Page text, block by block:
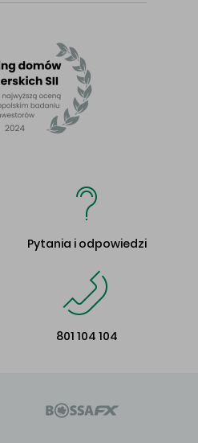
Pytania i odpowiedzi
801 104 104